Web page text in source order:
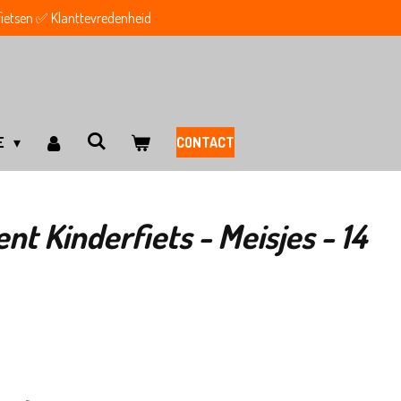
✅ Klanttevredenheid
CONTACT
Kinderfiets - Meisjes - 14